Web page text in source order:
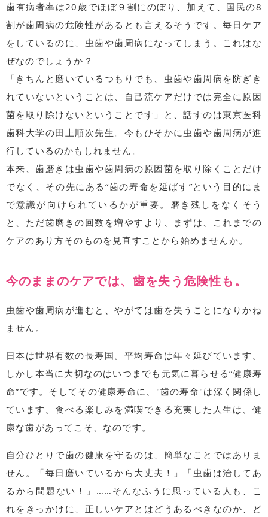
歯有病者率は20歳でほぼ９割にのぼり、加えて、国民の8
割が歯周病の危険性があるとも言えるそうです。毎日ケア
をしているのに、虫歯や歯周病になってしまう。これはな
ぜなのでしょうか？
「きちんと磨いているつもりでも、虫歯や歯周病を防ぎき
れていないということは、自己流ケアだけでは完全に原因
菌を取り除けないということです」と、話すのは東京医科
歯科大学の田上順次先生。今もひそかに虫歯や歯周病が進
行しているのかもしれません。
本来、歯磨きは虫歯や歯周病の原因菌を取り除くことだけ
でなく、その先にある“歯の寿命を延ばす”という目的にま
で意識が向けられているかが重要。磨き残しをなくそう
と、ただ歯磨きの回数を増やすより、まずは、これまでの
ケアのあり方そのものを見直すことから始めませんか。
今のままのケアでは、歯を失う危険性も。
虫歯や歯周病が進むと、やがては歯を失うことになりかね
ません。
日本は世界有数の長寿国。平均寿命は年々延びています。
しかし本当に大切なのはいつまでも元気に暮らせる“健康寿
命”です。そしてその健康寿命に、"歯の寿命"は深く関係し
ています。食べる楽しみを満喫できる充実した人生は、健
康な歯があってこそ、なのです。
自分ひとりで歯の健康を守るのは、簡単なことではありま
せん。「毎日磨いているから大丈夫！」「虫歯は治してあ
るから問題ない！」……そんなふうに思っている人も、こ
れをきっかけに、正しいケアとはどうあるべきなのか、ど